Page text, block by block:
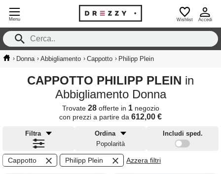
Menu Wishlist Accedi
› Donna › Abbigliamento › Cappotto › Philipp Plein
CAPPOTTO PHILIPP PLEIN in
Abbigliamento Donna
Trovate 28offerte in 1negozio
con prezzi a partire da 612,00 €
Filtra
Ordina
Popolarità
Includi sped.
Cappotto Philipp Plein Azzera filtri